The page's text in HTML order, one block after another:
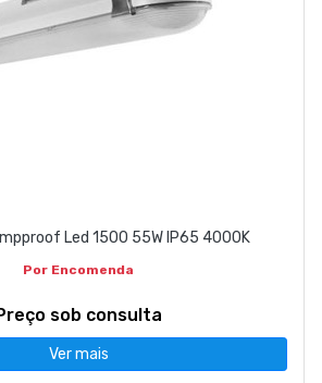
Led 1500 55W IP65 4000K
Por Encomenda
sob consulta
Ver mais